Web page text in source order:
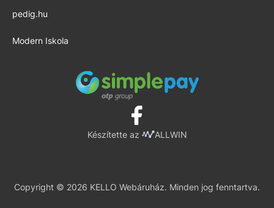
pedig.hu
Modern Iskola
Készítette az ALLWIN
Copyright © 2026 KELLO Webáruház. Minden jog fenntartva.